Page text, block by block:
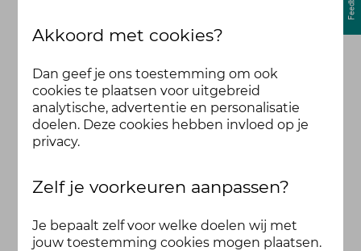
Akkoord met cookies?
Dan geef je ons toestemming om ook
cookies te plaatsen voor uitgebreid
analytische, advertentie en personalisatie
doelen. Deze cookies hebben invloed op je
privacy.
Zelf je voorkeuren aanpassen?
Je bepaalt zelf voor welke doelen wij met
jouw toestemming cookies mogen plaatsen.